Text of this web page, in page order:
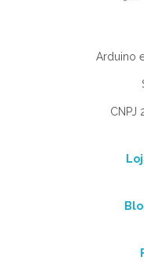
Arduino
CNPJ